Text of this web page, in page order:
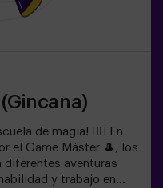
de magia! 🧙‍♀️ En
el Game Máster 🎩, los
diferentes aventuras
y trabajo en